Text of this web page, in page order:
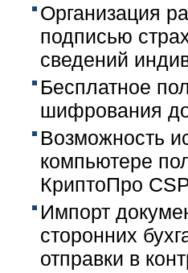
Организация
подписью
сведений
Бесплатное
шифрования
Возможность
компьютере
КриптоПро
Импорт
сторонних
отправки в